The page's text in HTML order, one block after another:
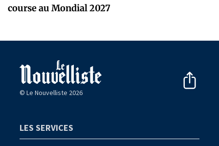
course au Mondial 2027
© Le Nouvelliste 2026
LES SERVICES